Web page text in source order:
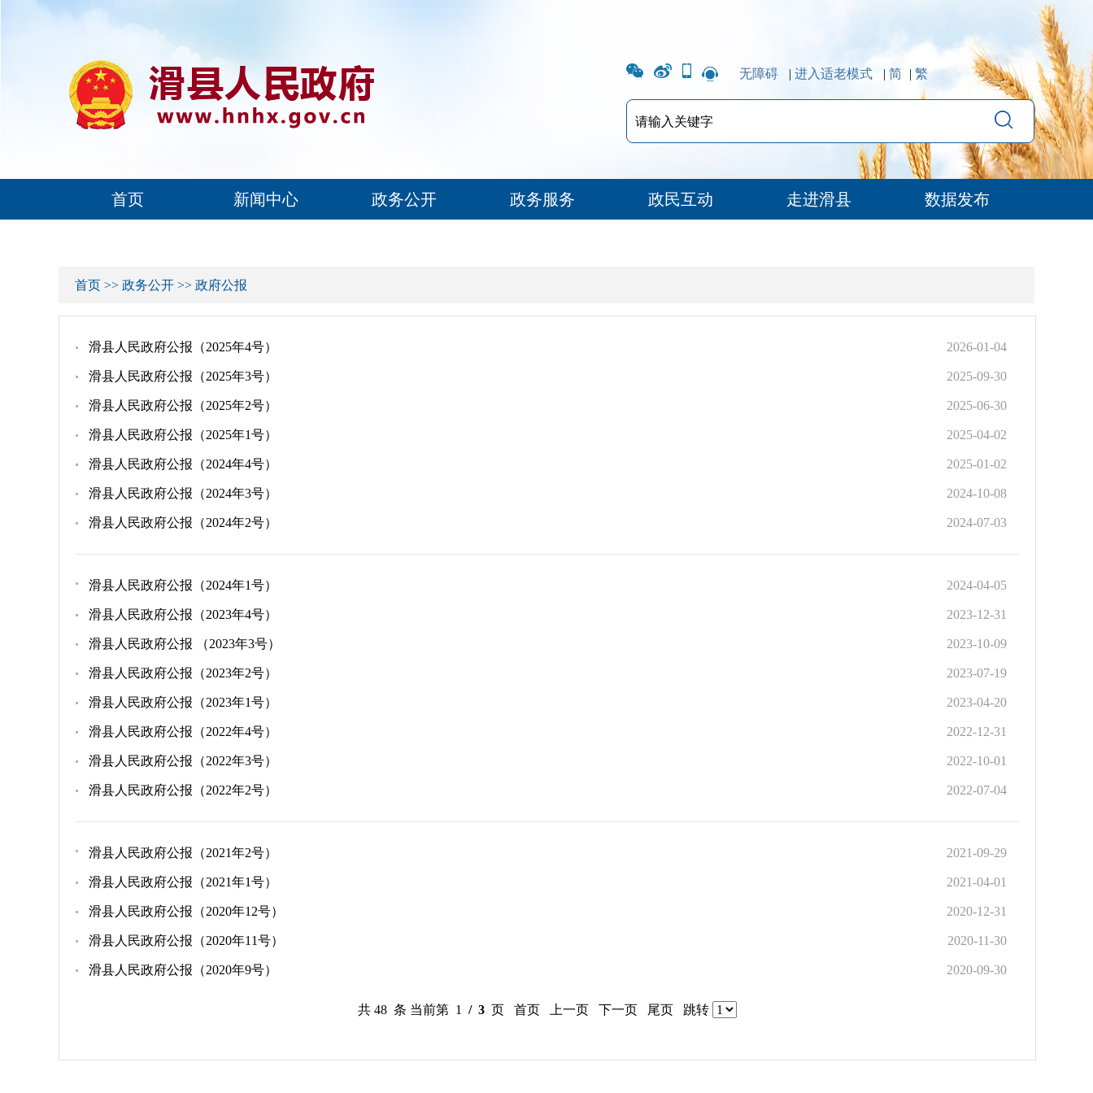
无障碍 | 进入适老模式 | 简 | 繁
首页 新闻中心 政务公开 政务服务 政民互动 走进滑县 数据发布
首页 >> 政务公开 >> 政府公报
2026-01-04
滑县人民政府公报（2025年4号）
2025-09-30
滑县人民政府公报（2025年3号）
2025-06-30
滑县人民政府公报（2025年2号）
2025-04-02
滑县人民政府公报（2025年1号）
2025-01-02
滑县人民政府公报（2024年4号）
2024-10-08
滑县人民政府公报（2024年3号）
2024-07-03
滑县人民政府公报（2024年2号）
2024-04-05
滑县人民政府公报（2024年1号）
2023-12-31
滑县人民政府公报（2023年4号）
2023-10-09
滑县人民政府公报 （2023年3号）
2023-07-19
滑县人民政府公报（2023年2号）
2023-04-20
滑县人民政府公报（2023年1号）
2022-12-31
滑县人民政府公报（2022年4号）
2022-10-01
滑县人民政府公报（2022年3号）
2022-07-04
滑县人民政府公报（2022年2号）
2021-09-29
滑县人民政府公报（2021年2号）
2021-04-01
滑县人民政府公报（2021年1号）
2020-12-31
滑县人民政府公报（2020年12号）
2020-11-30
滑县人民政府公报（2020年11号）
2020-09-30
滑县人民政府公报（2020年9号）
共 48 条 当前第 1 / 3 页 首页 上一页 下一页 尾页 跳转